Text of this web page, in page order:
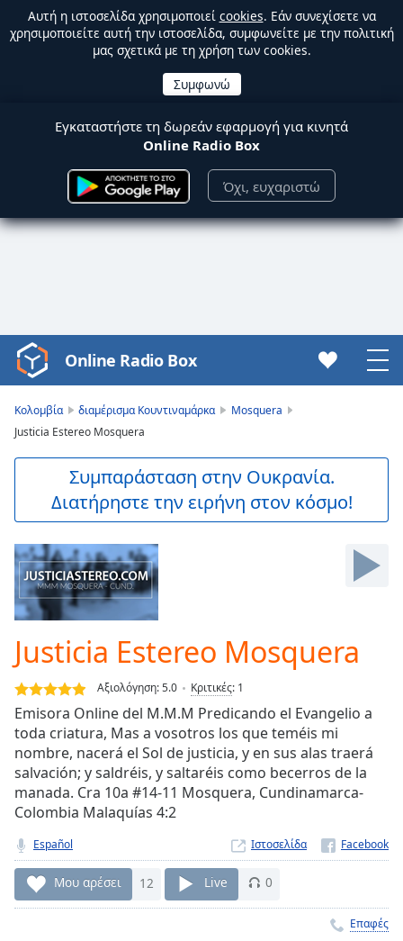
Αυτή η ιστοσελίδα χρησιμοποιεί cookies. Εάν συνεχίσετε να
χρησιμοποιείτε αυτή την ιστοσελίδα, συμφωνείτε με την πολιτική
μας σχετικά με τη χρήση των cookies.
Εγκαταστήστε τη δωρεάν εφαρμογή για κινητά
Online Radio Box
Όχι, ευχαριστώ
Video
Player
loading.
Video
Backward
Forward
Mute
Current
Time0:00
Duration-:-
Loaded
0.00%
Stream
TypeLIVE
Seek to
live,
currently
behind
live
LIVE
Remaining
Time-
1x
Online Radio Box
Κολομβία διαμέρισμα Κουντιναμάρκα
Mosquera
Justicia Estereo Mosquera
Συμπαράσταση στην Ουκρανία.
Διατήρηστε την ειρήνη στον κόσμο!
Justicia Estereo Mosquera
Αξιολόγηση:5.0 Κριτικές: 1
Emisora Online del M.M.M Predicando el Evangelio a
toda criatura, Mas a vosotros los que teméis mi
nombre, nacerá el Sol de justicia, y en sus alas traerá
salvación; y saldréis, y saltaréis como becerros de la
manada. Cra 10a #14-11 Mosquera, Cundinamarca-
Colombia Malaquías 4:2
Español Ιστοσελίδα
Μου αρέσει 12 Live 0
Επαφές